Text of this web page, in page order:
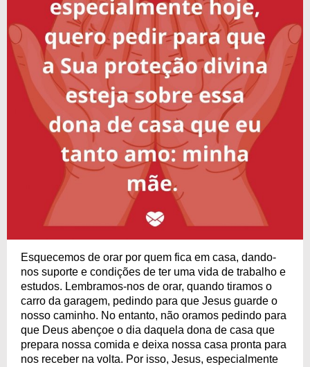
Esquecemos de orar por quem fica em casa, dando-
nos suporte e condições de ter uma vida de trabalho e
estudos. Lembramos-nos de orar, quando tiramos o
carro da garagem, pedindo para que Jesus guarde o
nosso caminho. No entanto, não oramos pedindo para
que Deus abençoe o dia daquela dona de casa que
prepara nossa comida e deixa nossa casa pronta para
nos receber na volta. Por isso, Jesus, especialmente